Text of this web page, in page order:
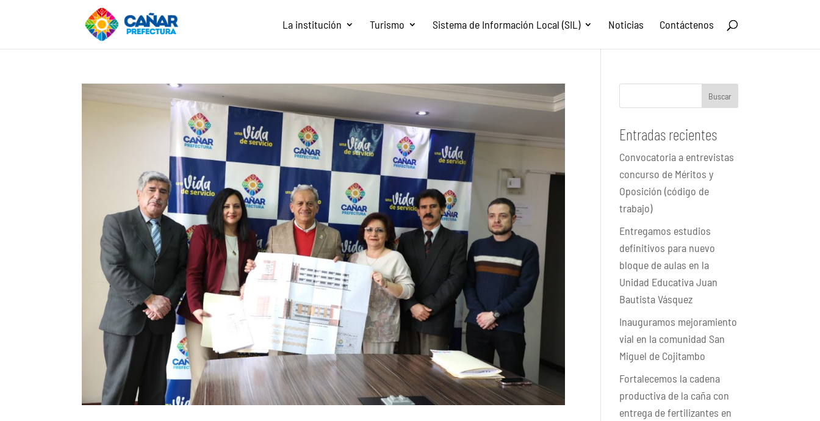
La institución Turismo Sistema de Información Local (SIL) Noticias Contáctenos
Buscar
Entradas recientes
Convocatoria a entrevistas
concurso de Méritos y
Oposición (código de
trabajo)
Entregamos estudios
definitivos para nuevo
bloque de aulas en la
Unidad Educativa Juan
Bautista Vásquez
Inauguramos mejoramiento
vial en la comunidad San
Miguel de Cojitambo
Fortalecemos la cadena
productiva de la caña con
entrega de fertilizantes en